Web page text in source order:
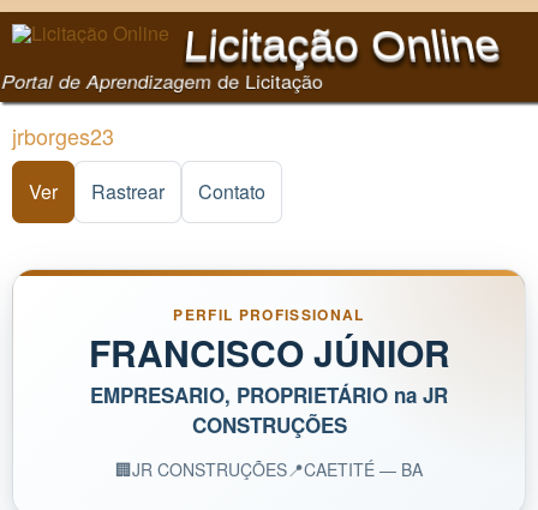
Pular para o conteúdo
principal
Licitação Online
Portal de Aprendizagem de Licitação
jrborges23
Ver(aba ativa)
Rastrear Contato
PERFIL PROFISSIONAL
FRANCISCO JÚNIOR
EMPRESARIO, PROPRIETÁRIO na JR
CONSTRUÇÕES
🏢JR CONSTRUÇÕES📍CAETITÉ — BA